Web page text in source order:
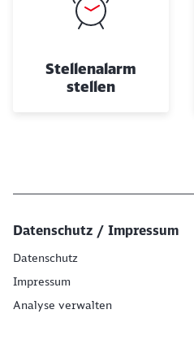
Stellenalarm
stellen
Datenschutz / Impressum
Datenschutz
Impressum
Analyse verwalten